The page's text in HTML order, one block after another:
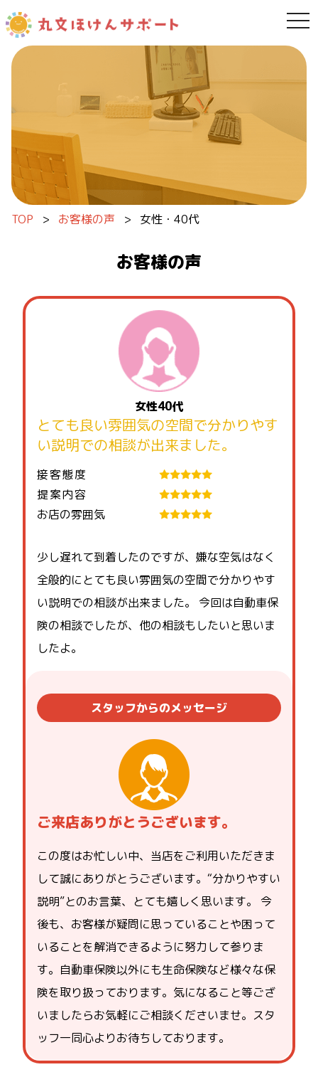
内容をスキップ
TOP > お客様の声 > 女性・40代
お客様の声
女性40代
とても良い雰囲気の空間で分かりやす
い説明での相談が出来ました。
接客態度
提案内容
お店の雰囲気
少し遅れて到着したのですが、嫌な空気はなく
全般的にとても良い雰囲気の空間で分かりやす
い説明での相談が出来ました。 今回は自動車保
険の相談でしたが、他の相談もしたいと思いま
したよ。
スタッフからのメッセージ
ご来店ありがとうございます。
この度はお忙しい中、当店をご利用いただきま
して誠にありがとうございます。“分かりやすい
説明”とのお言葉、とても嬉しく思います。 今
後も、お客様が疑問に思っていることや困って
いることを解消できるように努力して参りま
す。自動車保険以外にも生命保険など様々な保
険を取り扱っております。気になること等ござ
いましたらお気軽にご相談くださいませ。スタ
ッフ一同心よりお待ちしております。